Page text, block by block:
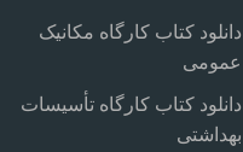
دانلود کتاب کارگاه مکانیک
عمومی
دانلود کتاب کارگاه تأسیسات
بهداشتی